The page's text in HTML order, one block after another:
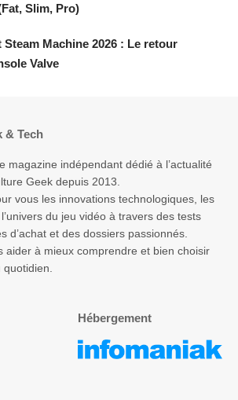
Slim, Pro)
Steam Machine 2026 : Le retour
Valve
& Tech
magazine indépendant dédié à l’actualité
Geek depuis 2013.
vous les innovations technologiques, les
du jeu vidéo à travers des tests
d’achat et des dossiers passionnés.
aider à mieux comprendre et bien choisir
quotidien.
Hébergement